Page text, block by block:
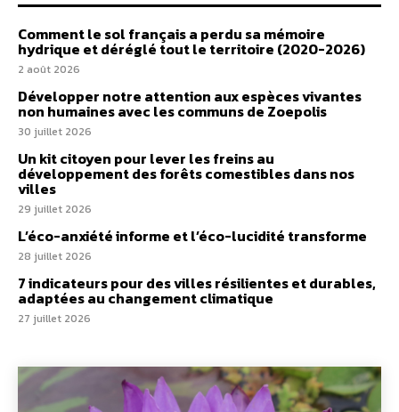
Comment le sol français a perdu sa mémoire
hydrique et déréglé tout le territoire (2020-2026)
2 août 2026
Développer notre attention aux espèces vivantes
non humaines avec les communs de Zoepolis
30 juillet 2026
Un kit citoyen pour lever les freins au
développement des forêts comestibles dans nos
villes
29 juillet 2026
L’éco-anxiété informe et l’éco-lucidité transforme
28 juillet 2026
7 indicateurs pour des villes résilientes et durables,
adaptées au changement climatique
27 juillet 2026